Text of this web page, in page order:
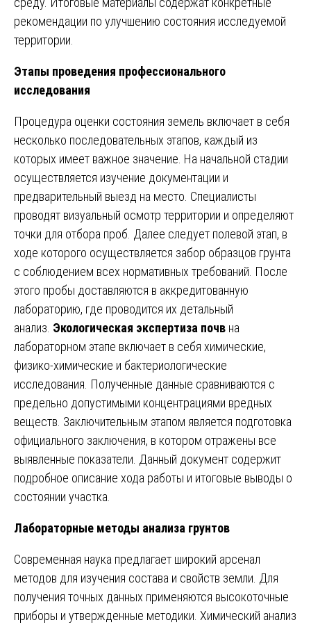
рекомендации по улучшению состояния исследуемой
территории.
Этапы проведения профессионального
исследования
Процедура оценки состояния земель включает в себя
несколько последовательных этапов, каждый из
которых имеет важное значение. На начальной стадии
осуществляется изучение документации и
предварительный выезд на место. Специалисты
проводят визуальный осмотр территории и определяют
точки для отбора проб. Далее следует полевой этап, в
ходе которого осуществляется забор образцов грунта
с соблюдением всех нормативных требований. После
этого пробы доставляются в аккредитованную
лабораторию, где проводится их детальный
анализ. Экологическая экспертиза почв на
лабораторном этапе включает в себя химические,
физико-химические и бактериологические
исследования. Полученные данные сравниваются с
предельно допустимыми концентрациями вредных
веществ. Заключительным этапом является подготовка
официального заключения, в котором отражены все
выявленные показатели. Данный документ содержит
подробное описание хода работы и итоговые выводы о
состоянии участка.
Лабораторные методы анализа грунтов
Современная наука предлагает широкий арсенал
методов для изучения состава и свойств земли. Для
получения точных данных применяются высокоточные
приборы и утвержденные методики. Химический анализ